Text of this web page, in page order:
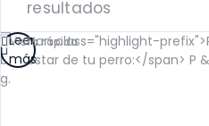
resultados
Vista rápida
Leer
más